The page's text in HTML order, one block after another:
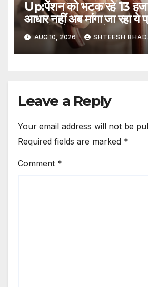
Up:पेंशन को भटक रहे 13
आधार नहीं अब मांगा जा रहा ये
दिक्कतें और कैसे मिलेगी राहत?
Thousand Elderly
To Secure Their
AUG 10, 2026 SHTEESH
Leave a Reply
Your email address will not be
Required fields are marked *
Comment *